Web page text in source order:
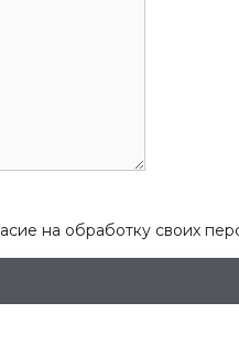
на обработку своих